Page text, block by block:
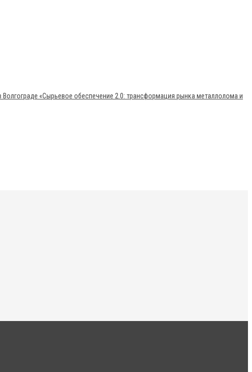
«Сырьевое обеспечение 2.0: трансформация рынка металлолома и